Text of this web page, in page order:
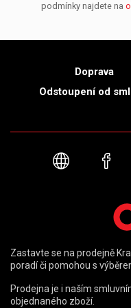
podmínky najdete na
Doprava
Odstoupení od
Webové
Zastavte se na prodejně
poradí či pomohou s
Prodejna je i naším
objednaného zboží.